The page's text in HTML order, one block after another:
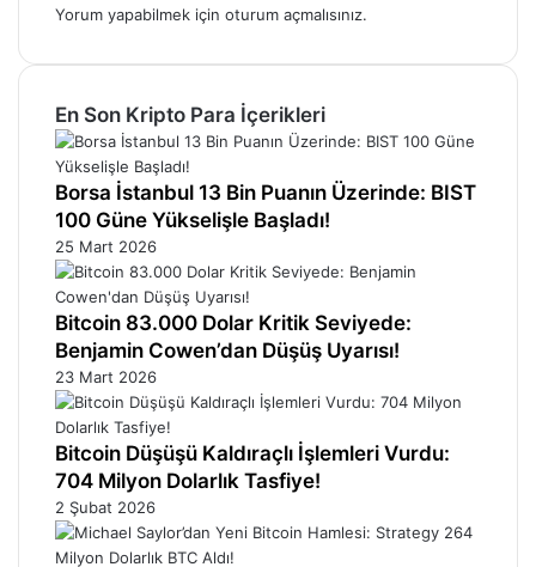
Yorum yapabilmek için oturum açmalısınız.
En Son Kripto Para İçerikleri
Borsa İstanbul 13 Bin Puanın Üzerinde: BIST
100 Güne Yükselişle Başladı!
25 Mart 2026
Bitcoin 83.000 Dolar Kritik Seviyede:
Benjamin Cowen’dan Düşüş Uyarısı!
23 Mart 2026
Bitcoin Düşüşü Kaldıraçlı İşlemleri Vurdu:
704 Milyon Dolarlık Tasfiye!
2 Şubat 2026